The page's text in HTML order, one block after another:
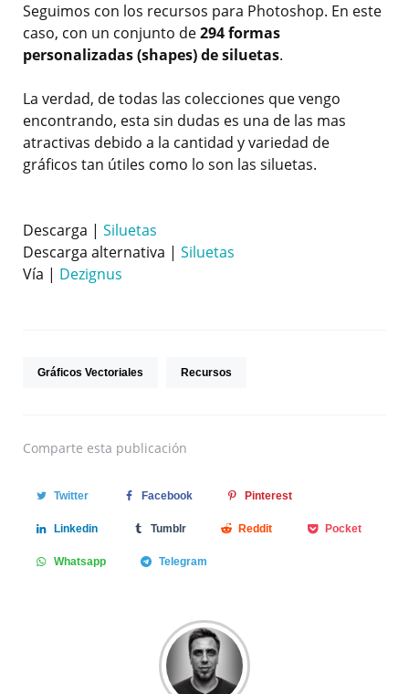
Seguimos con los recursos para Photoshop. En este
caso, con un conjunto de294 formas
personalizadas (shapes) de siluetas.
La verdad, de todas las colecciones que vengo
encontrando, esta sin dudas es una de las mas
atractivas debido a la cantidad y variedad de
gráficos tan útiles como lo son las siluetas.
Descarga | Siluetas
Descarga alternativa | Siluetas
Vía | Dezignus
Gráficos Vectoriales Recursos
Comparte esta publicación
Twitter Facebook Pinterest
Linkedin Tumblr Reddit Pocket
Whatsapp Telegram